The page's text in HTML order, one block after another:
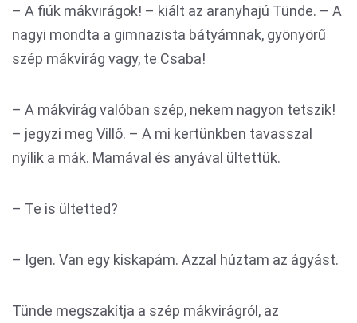
– A fiúk mákvirágok! – kiált az aranyhajú Tünde. – A
nagyi mondta a gimnazista bátyámnak, gyönyörű
szép mákvirág vagy, te Csaba!
– A mákvirág valóban szép, nekem nagyon tetszik!
– jegyzi meg Villő. – A mi kertünkben tavasszal
nyílik a mák. Mamával és anyával ültettük.
– Te is ültetted?
– Igen. Van egy kiskapám. Azzal húztam az ágyást.
Tünde megszakítja a szép mákvirágról, az